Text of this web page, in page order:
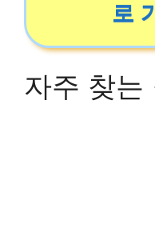
로
자주 찾는